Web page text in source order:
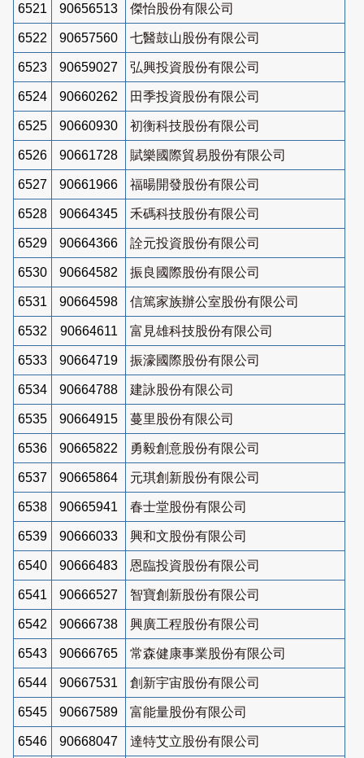
6521 90656513 傑怡股份有限公司
6522 90657560 七醫鼓山股份有限公司
6523 90659027 弘興投資股份有限公司
6524 90660262 田季投資股份有限公司
6525 90660930 初衡科技股份有限公司
6526 90661728 賦樂國際貿易股份有限公司
6527 90661966 福暘開發股份有限公司
6528 90664345 禾碼科技股份有限公司
6529 90664366 詮元投資股份有限公司
6530 90664582 振良國際股份有限公司
6531 90664598 信篤家族辦公室股份有限公司
6532 90664611 富見雄科技股份有限公司
6533 90664719 振濠國際股份有限公司
6534 90664788 建詠股份有限公司
6535 90664915 蔓里股份有限公司
6536 90665822 勇毅創意股份有限公司
6537 90665864 元琪創新股份有限公司
6538 90665941 春士堂股份有限公司
6539 90666033 興和文股份有限公司
6540 90666483 恩臨投資股份有限公司
6541 90666527 智寶創新股份有限公司
6542 90666738 興廣工程股份有限公司
6543 90666765 常森健康事業股份有限公司
6544 90667531 創新宇宙股份有限公司
6545 90667589 富能量股份有限公司
6546 90668047 達特艾立股份有限公司